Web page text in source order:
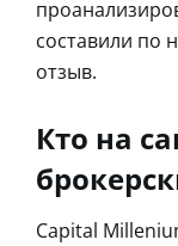
составили по
отзыв.
Кто на
Capital